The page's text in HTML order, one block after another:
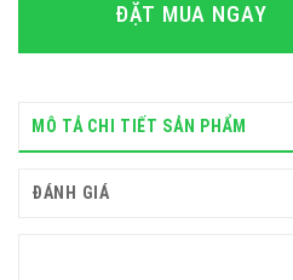
ĐẶT MUA NGAY
MÔ TẢ CHI TIẾT SẢN PHẨM
ĐÁNH GIÁ